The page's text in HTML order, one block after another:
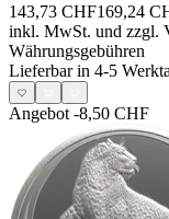
143,73 CHF169,24
inkl. MwSt. und zzgl.
Währungsgebühren
Lieferbar in 4-5
Angebot -8,50 CHF